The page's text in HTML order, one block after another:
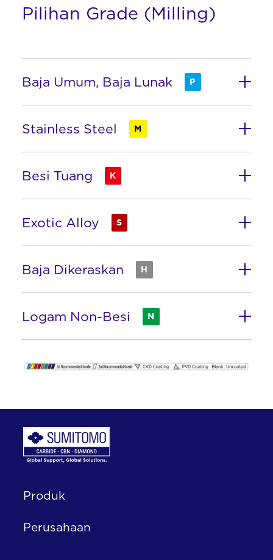
Pilihan Grade (Milling)
Baja Umum, Baja Lunak P
Stainless Steel M
Besi Tuang K
Exotic Alloy S
Baja Dikeraskan H
Logam Non-Besi N
Produk
Perusahaan